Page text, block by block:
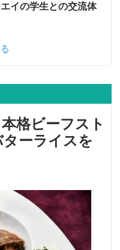
イの学生との交流体
本格ビーフスト
ーライスを